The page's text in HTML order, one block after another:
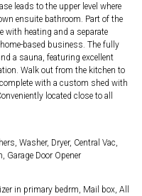
leads to the upper level where
ensuite bathroom. Part of the
with heating and a separate
based business. The fully
a sauna, featuring excellent
Walk out from the kitchen to
with a custom shed with
located close to all
Washer, Dryer, Central Vac,
Garage Door Opener
in primary bedrm, Mail box, All